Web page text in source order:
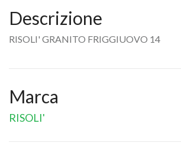
Descrizione
RISOLI' GRANITO FRIGGIUOVO 14
Marca
RISOLI'